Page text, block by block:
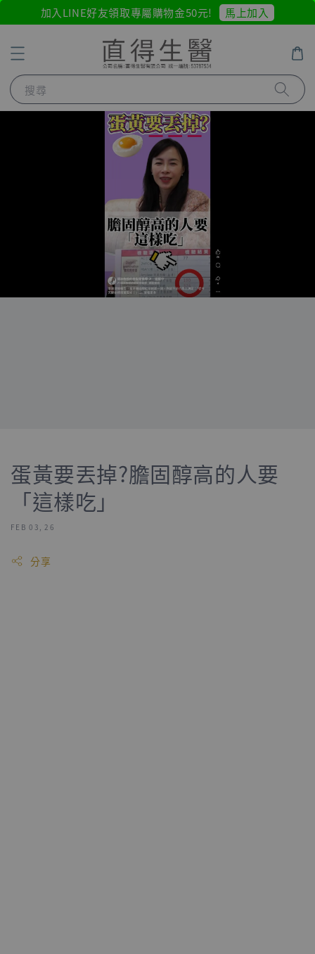
加入LINE好友領取專屬購物金50元! 馬上加入
搜尋
蛋黃要丟掉?膽固醇高的人要
「這樣吃」
FEB 03, 26
分享